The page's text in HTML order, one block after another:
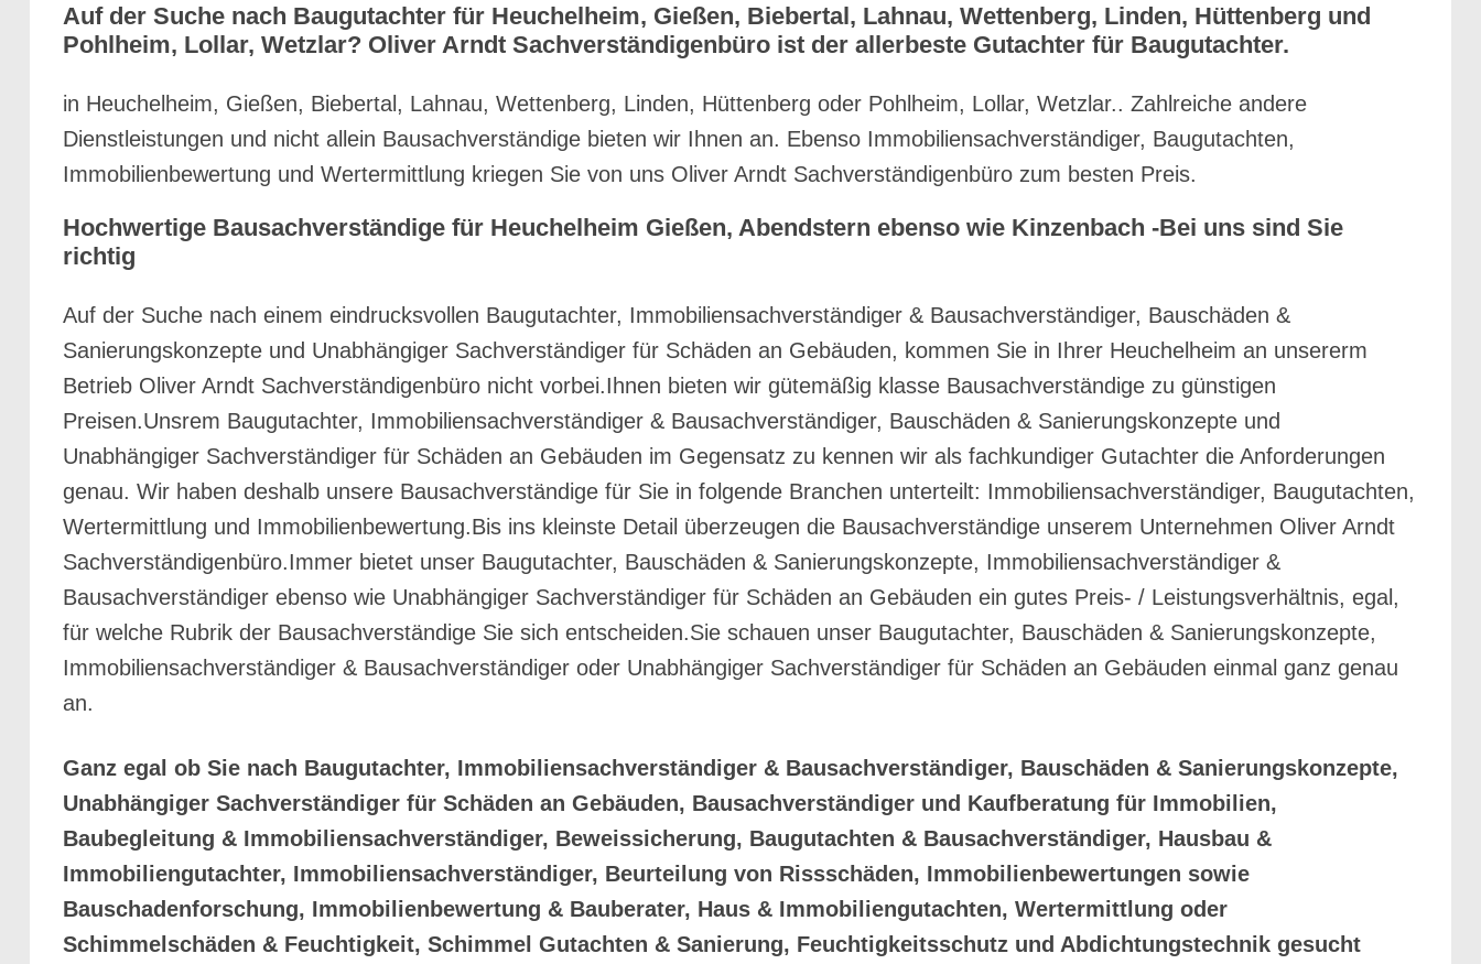
Auf der Suche nach Baugutachter für Heuchelheim, Gießen, Biebertal, Lahnau, Wettenberg, Linden, Hüttenberg und
Pohlheim, Lollar, Wetzlar? Oliver Arndt Sachverständigenbüro ist der allerbeste Gutachter für Baugutachter.
in Heuchelheim, Gießen, Biebertal, Lahnau, Wettenberg, Linden, Hüttenberg oder Pohlheim, Lollar, Wetzlar.. Zahlreiche andere
Dienstleistungen und nicht allein Bausachverständige bieten wir Ihnen an. Ebenso Immobiliensachverständiger, Baugutachten,
Immobilienbewertung und Wertermittlung kriegen Sie von uns Oliver Arndt Sachverständigenbüro zum besten Preis.
Hochwertige Bausachverständige für Heuchelheim Gießen, Abendstern ebenso wie Kinzenbach -Bei uns sind Sie
richtig
Auf der Suche nach einem eindrucksvollen Baugutachter, Immobiliensachverständiger & Bausachverständiger, Bauschäden &
Sanierungskonzepte und Unabhängiger Sachverständiger für Schäden an Gebäuden, kommen Sie in Ihrer Heuchelheim an unsererm
Betrieb Oliver Arndt Sachverständigenbüro nicht vorbei.Ihnen bieten wir gütemäßig klasse Bausachverständige zu günstigen
Preisen.Unsrem Baugutachter, Immobiliensachverständiger & Bausachverständiger, Bauschäden & Sanierungskonzepte und
Unabhängiger Sachverständiger für Schäden an Gebäuden im Gegensatz zu kennen wir als fachkundiger Gutachter die Anforderungen
genau. Wir haben deshalb unsere Bausachverständige für Sie in folgende Branchen unterteilt: Immobiliensachverständiger, Baugutachten,
Wertermittlung und Immobilienbewertung.Bis ins kleinste Detail überzeugen die Bausachverständige unserem Unternehmen Oliver Arndt
Sachverständigenbüro.Immer bietet unser Baugutachter, Bauschäden & Sanierungskonzepte, Immobiliensachverständiger &
Bausachverständiger ebenso wie Unabhängiger Sachverständiger für Schäden an Gebäuden ein gutes Preis- / Leistungsverhältnis, egal,
für welche Rubrik der Bausachverständige Sie sich entscheiden.Sie schauen unser Baugutachter, Bauschäden & Sanierungskonzepte,
Immobiliensachverständiger & Bausachverständiger oder Unabhängiger Sachverständiger für Schäden an Gebäuden einmal ganz genau
an.
Ganz egal ob Sie nach Baugutachter, Immobiliensachverständiger & Bausachverständiger, Bauschäden & Sanierungskonzepte,
Unabhängiger Sachverständiger für Schäden an Gebäuden, Bausachverständiger und Kaufberatung für Immobilien,
Baubegleitung & Immobiliensachverständiger, Beweissicherung, Baugutachten & Bausachverständiger, Hausbau &
Immobiliengutachter, Immobiliensachverständiger, Beurteilung von Rissschäden, Immobilienbewertungen sowie
Bauschadenforschung, Immobilienbewertung & Bauberater, Haus & Immobiliengutachten, Wertermittlung oder
Schimmelschäden & Feuchtigkeit, Schimmel Gutachten & Sanierung, Feuchtigkeitsschutz und Abdichtungstechnik gesucht